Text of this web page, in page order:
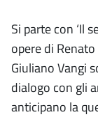
Si parte con ‘Il
opere di
Giuliano Vangi
dialogo con gli
anticipano la